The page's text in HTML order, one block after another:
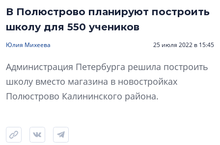
В Полюстрово планируют построить
школу для 550 учеников
Юлия Михеева 25 июля 2022 в 15:45
Администрация Петербурга решила построить
школу вместо магазина в новостройках
Полюстрово Калининского района.